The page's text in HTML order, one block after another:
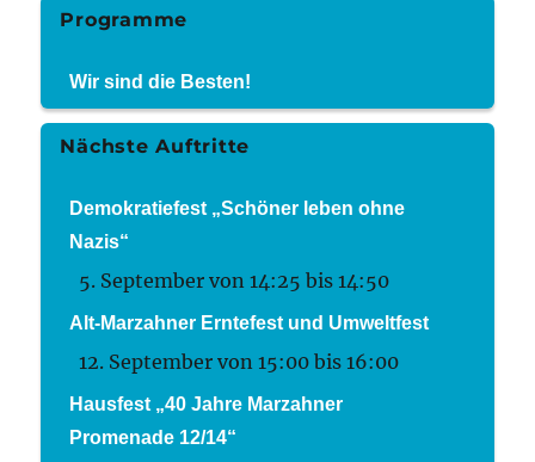
Programme
Wir sind die Besten!
Nächste Auftritte
Demokratiefest „Schöner leben ohne
Nazis“
5. September von 14:25 bis14:50
Alt-Marzahner Erntefest und Umweltfest
12. September von 15:00 bis16:00
Hausfest „40 Jahre Marzahner
Promenade 12/14“